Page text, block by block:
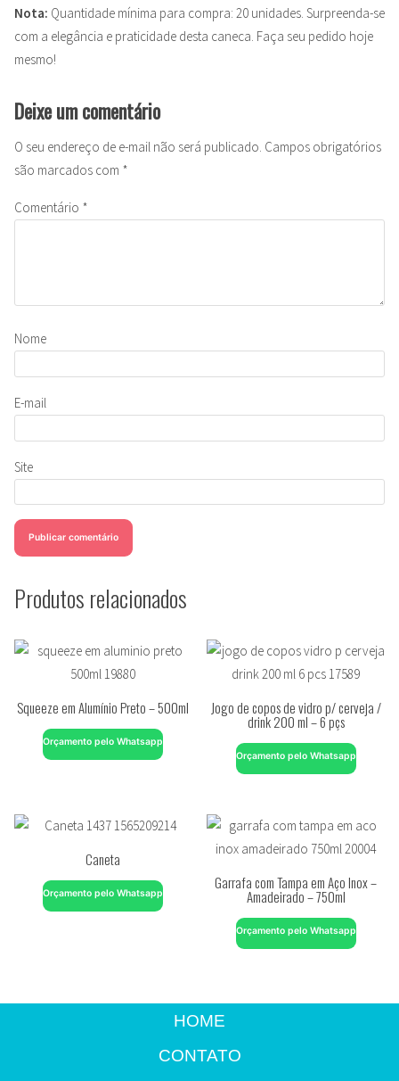
Nota: Quantidade mínima para compra: 20 unidades. Surpreenda-se
com a elegância e praticidade desta caneca. Faça seu pedido hoje
mesmo!
Deixe um comentário
O seu endereço de e-mail não será publicado. Campos obrigatórios
são marcados com *
Comentário *
Nome
E-mail
Site
Produtos relacionados
Squeeze em Alumínio Preto – 500ml
Orçamento pelo Whatsapp
Jogo de copos de vidro p/ cerveja /
drink 200 ml – 6 pçs
Orçamento pelo Whatsapp
Caneta
Orçamento pelo Whatsapp
Garrafa com Tampa em Aço Inox –
Amadeirado – 750ml
Orçamento pelo Whatsapp
HOME
CONTATO